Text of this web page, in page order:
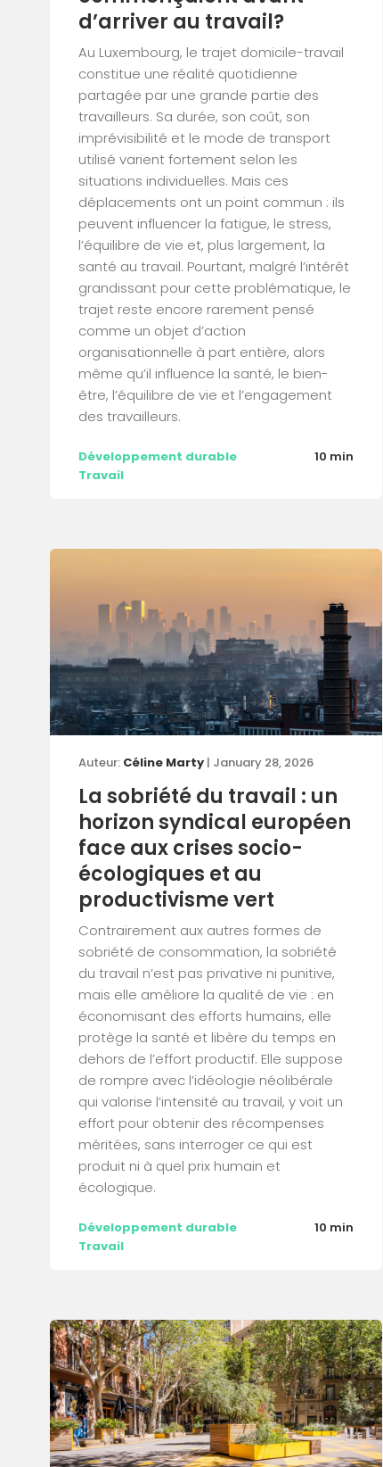
d’arriver au travail?
Au Luxembourg, le trajet domicile-travail
constitue une réalité quotidienne
partagée par une grande partie des
travailleurs. Sa durée, son coût, son
imprévisibilité et le mode de transport
utilisé varient fortement selon les
situations individuelles. Mais ces
déplacements ont un point commun : ils
peuvent influencer la fatigue, le stress,
l’équilibre de vie et, plus largement, la
santé au travail. Pourtant, malgré l’intérêt
grandissant pour cette problématique, le
trajet reste encore rarement pensé
comme un objet d’action
organisationnelle à part entière, alors
même qu’il influence la santé, le bien-
être, l’équilibre de vie et l’engagement
des travailleurs.
Développement durable
Travail
10 min
Auteur: Céline Marty | January 28, 2026
La sobriété du travail : un
horizon syndical européen
face aux crises socio-
écologiques et au
productivisme vert
Contrairement aux autres formes de
sobriété de consommation, la sobriété
du travail n’est pas privative ni punitive,
mais elle améliore la qualité de vie : en
économisant des efforts humains, elle
protège la santé et libère du temps en
dehors de l’effort productif. Elle suppose
de rompre avec l’idéologie néolibérale
qui valorise l’intensité au travail, y voit un
effort pour obtenir des récompenses
méritées, sans interroger ce qui est
produit ni à quel prix humain et
écologique.
Développement durable
Travail
10 min